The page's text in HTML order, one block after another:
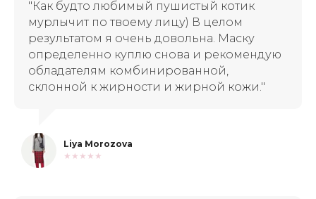
"Как будто любимый пушистый котик
мурлычит по твоему лицу) В целом
результатом я очень довольна. Маску
определенно куплю снова и рекомендую
обладателям комбинированной,
склонной к жирности и жирной кожи."
Liya Morozova
★★★★★